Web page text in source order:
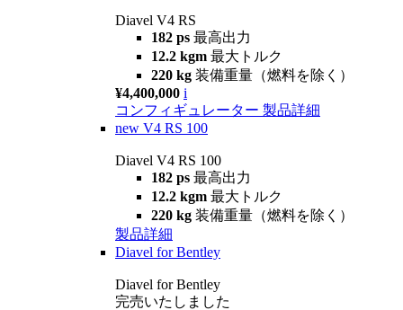
Diavel V4 RS
182 ps 最高出力
12.2 kgm 最大トルク
220 kg 装備重量（燃料を除く）
¥4,400,000 i
コンフィギュレーター 製品詳細
new V4 RS 100
Diavel V4 RS 100
182 ps 最高出力
12.2 kgm 最大トルク
220 kg 装備重量（燃料を除く）
製品詳細
Diavel for Bentley
Diavel for Bentley
完売いたしました